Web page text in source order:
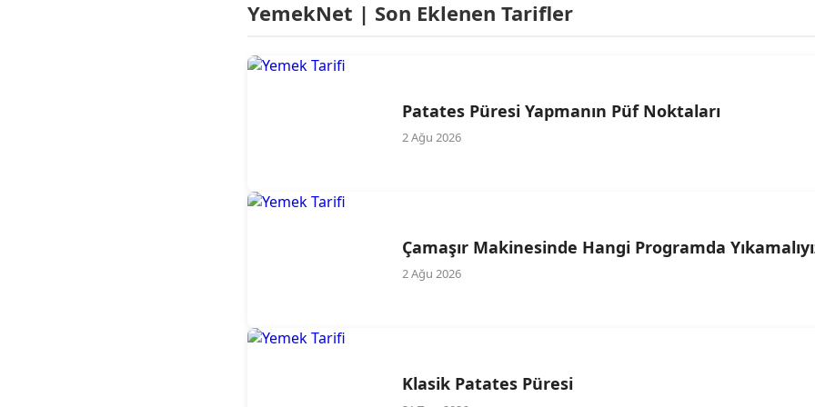
YemekNet | Son Eklenen Tarifler
Patates Püresi Yapmanın Püf Noktaları
2 Ağu 2026
Çamaşır Makinesinde Hangi Programda
2 Ağu 2026
Klasik Patates Püresi